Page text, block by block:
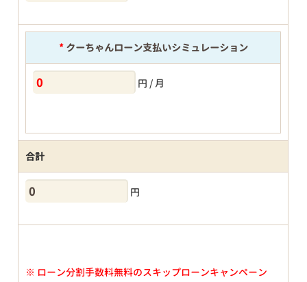
*クーちゃんローン支払いシミュレーション
円 / 月
合計
円
※ ローン分割手数料無料のスキップローンキャンペーン